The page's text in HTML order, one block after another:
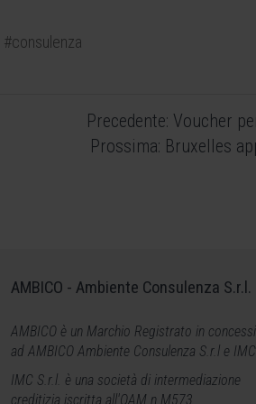
#consulenza
Precedente: Voucher
Prossima: Bruxelles
AMBICO - Ambiente Consulenza S.r.l.
AMBICO è un Marchio Registrato in
ad AMBICO Ambiente Consulenza S.r.l e
IMC S.r.l. è una società di intermediazione
creditizia iscritta all'OAM n.M573